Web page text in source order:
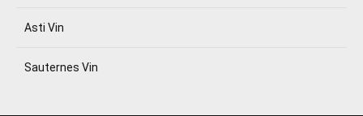
Asti Vin
Sauternes Vin